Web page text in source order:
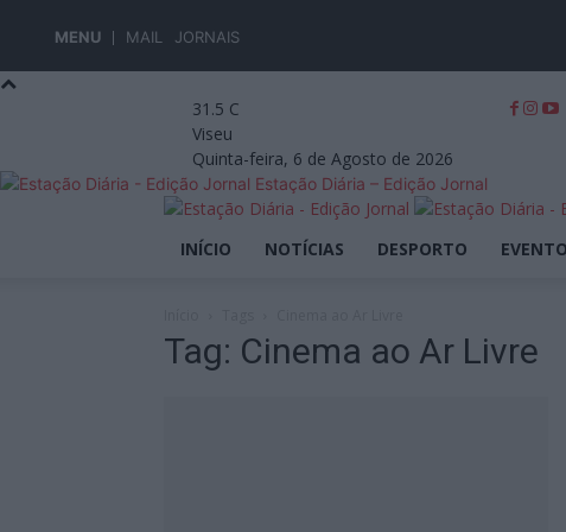
MENU MAIL JORNAIS
31.5 C
Viseu
Quinta-feira, 6 de Agosto de 2026
Estação Diária – Edição Jornal
INÍCIO NOTÍCIAS DESPORTO
Tag: Cinema ao Ar Livre